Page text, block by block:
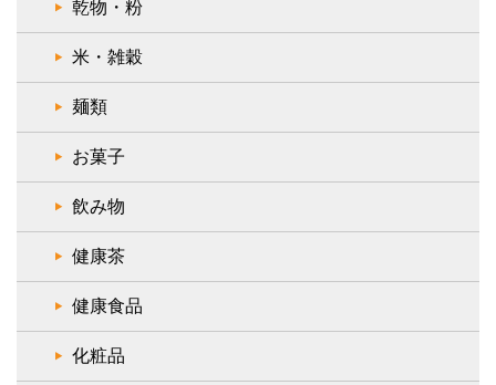
乾物・粉
米・雑穀
麺類
お菓子
飲み物
健康茶
健康食品
化粧品